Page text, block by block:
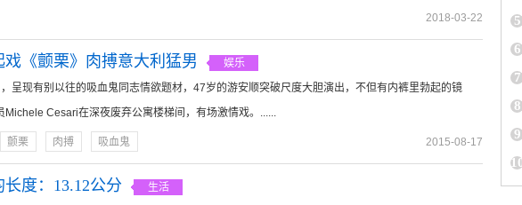
2018-03-22
《颤栗》肉搏意大利猛男
娱乐
，呈现有别以往的吸血鬼同志情欲题材，47岁的游安顺突破尺度大胆演出，不但有内裤里勃起的镜
Michele Cesari在深夜废弃公寓楼梯间，有场激情戏。......
颤栗 肉搏 吸血鬼 2015-08-17
度：13.12公分
生活
5
6
7
8
9